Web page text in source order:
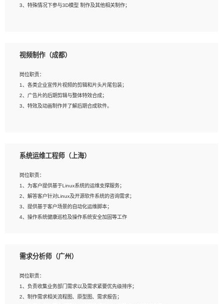
3、特殊情况下参与3D模型 制作及其他相关制作；
上；
3、想象力丰富, 有一定的艺术审美深度；
4、有良好的场景特效搭建功底；
5、熟悉 3Ds Max 或者 Maya；
6、有良好的沟通能力和团队合作意识；
视频制作（成都）
岗位职责：
1、各类企业宣传片视频的剪辑和片头片尾包装；
2、广告片的后期剪辑与整体特效合成；
3、特效及动画制作并了解后期合成软件。
2、熟练使用After Effect、Photo Shop、熟练掌握视频剪辑和特效包装软件；
4、在剪辑上会思考，有一定编导思维；
5、踏实， 勤奋，愿意在工作中不断学习，提高自我；
6、能与同事友好相处。
系统运维工程师（上海）
岗位职责：
1、为客户提供基于Linux系统的运维支撑服务；
2、解答客户针对Linux及开源软件系统的咨询需求；
3、提供基于客户场景的自动化运维脚本；
4、操作系统健康巡检及操作系统安全加固等工作
1、全日制本科计算机相关专业毕业，3年以上相关工作经验；
3、熟练使用脚本语言，shell/python任一种，熟练使用Ansible
4、熟悉linux常见服务、中间件的基本原理、部署以及故障处理，如：Mysql、
Apache、Nginx、Zabbix、Kafka等
需求分析师（广州）
岗位职责：
1、负责收集业务部门需求以及需求紧要优先级排序；
2、制作需求相关流程图、原型图、需求报告；